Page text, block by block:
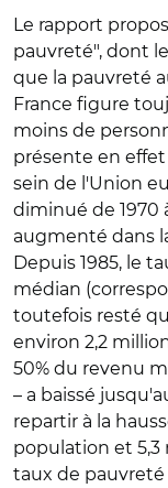
Le rapport
pauvreté", dont
que la pauvreté
France figure
moins de
présente en
sein de l'Union
diminué de 1970
augmenté dans
Depuis 1985, le
médian
toutefois resté
environ 2,2
50% du revenu
– a baissé
repartir à la
population et 5,3
taux de pauvreté